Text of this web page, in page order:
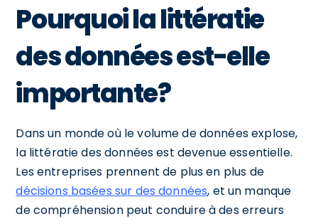
Pourquoi la littératie
des données est-elle
importante?
Dans un monde où le volume de données explose,
la littératie des données est devenue essentielle.
Les entreprises prennent de plus en plus de
décisions basées sur des données, et un manque
de compréhension peut conduire à des erreurs